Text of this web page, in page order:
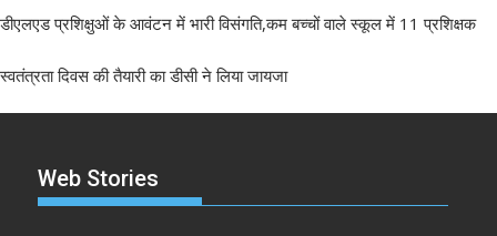
डीएलएड प्रशिक्षुओं के आवंटन में भारी विसंगति,कम बच्चों वाले स्कूल में 11 प्रशिक्षक
स्वतंत्रता दिवस की तैयारी का डीसी ने लिया जायजा
Web Stories